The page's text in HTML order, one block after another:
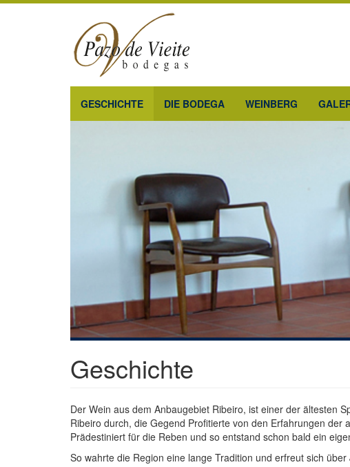
GESCHICHTE DIE BODEGA WEINBERG
Geschichte
Der Wein aus dem Anbaugebiet Ribeiro, ist einer der ältesten
Ribeiro durch, die Gegend Profitierte von den Erfahrungen
Prädestiniert für die Reben und so entstand schon bald ein
So wahrte die Region eine lange Tradition und erfreut sich